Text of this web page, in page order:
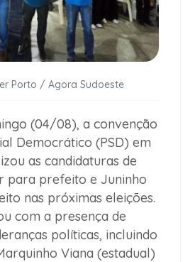
Porto / Agora Sudoeste
(04/08), a convenção
Democrático (PSD) em
as candidaturas de
para prefeito e Juninho
nas próximas eleições.
com a presença de
políticas, incluindo
Viana (estadual)